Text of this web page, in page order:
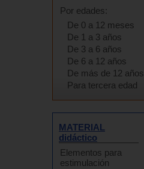
Por edades:
De 0 a 12 meses
De 1 a 3 años
De 3 a 6 años
De 6 a 12 años
De más de 12 años
Para tercera edad
MATERIAL
didáctico
Elementos para
estimulación